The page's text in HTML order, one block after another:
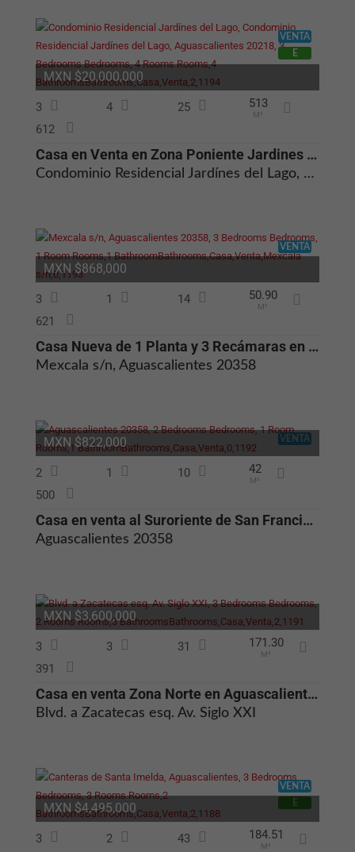
VENTA
E
Casa en Venta en Zona Poniente Jardines del Lago, Aguascalientes
Condominio Residencial Jardínes del Lago, Condominio Residencial Jardínes del Lago, Aguascalientes 20218
3 4 25 513
M²
612
MXN $20,000,000
VENTA
Casa Nueva de 1 Planta y 3 Recámaras en Venta El Romeral Aguascaliente
Mexcala s/n, Aguascalientes 20358
3 1 14 50.90
M²
621
MXN $868,000
VENTA
Casa en venta al Suroriente de San Francisco de Los Romos Aguascalient
Aguascalientes 20358
2 1 10 42
M²
500
MXN $822,000
Casa en venta Zona Norte en Aguascalientes
Blvd. a Zacatecas esq. Av. Siglo XXI
3 3 31 171.30
M²
391
MXN $3,600,000
VENTA
E
3 2 43 184.51
M²
MXN $4,495,000
necesarias
Algunas
cookies son